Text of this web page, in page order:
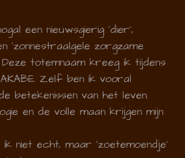
een nieuwsgierig 'dier',
'zonnestraalgele zorgzame
Deze totemnaam kreeg ik tijdens
AKABE. Zelf ben ik vooral
betekenissen van het leven.
en de volle maan krijgen mijn
ik niet echt, maar 'zoetemoendje'